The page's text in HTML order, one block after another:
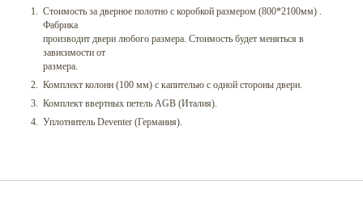
Стоимость за дверное полотно с коробкой размером (800*2100мм) .
Фабрика
производит двери любого размера. Стоимость будет меняться в
зависимости от
размера.
Комплект колонн (100 мм) с капителью с одной стороны двери.
Комплект ввертных петель AGB (Италия).
Уплотнитель Deventer (Германия).